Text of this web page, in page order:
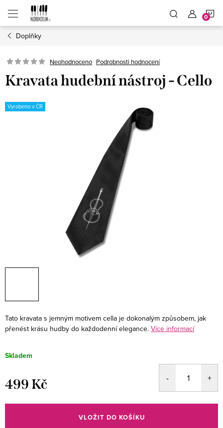
obsah
Doplňky
Neohodnoceno Podrobnosti hodnocení
Kravata hudební nástroj - Cello
Vyrobeno v ČR
Tato kravata s jemným motivem cella je dokonalým způsobem, jak
přenést krásu hudby do každodenní elegance. Více informací
Skladem
499 Kč
cena:
VLOŽIT DO KOŠÍKU